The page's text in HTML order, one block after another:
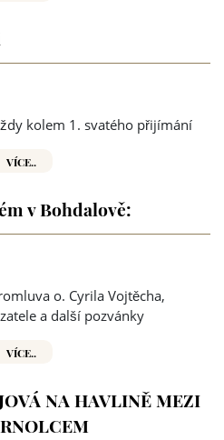
kolem 1. svatého přijímání
VÍCE..
v Bohdalově:
o. Cyrila Vojtěcha,
a další pozvánky
VÍCE..
NA HAVLINĚ MEZI